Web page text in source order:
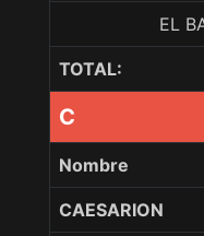
EL
TOTAL:
C
Nombre
CAESARION